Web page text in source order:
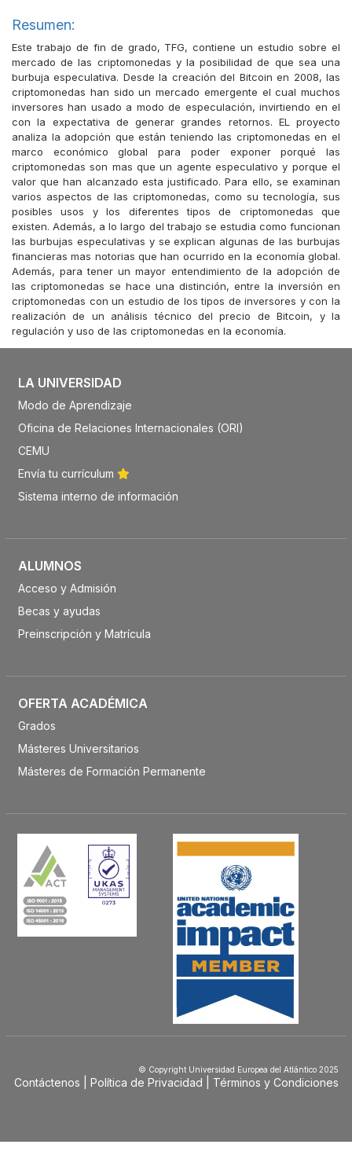
Resumen:
Este trabajo de fin de grado, TFG, contiene un estudio sobre el
mercado de las criptomonedas y la posibilidad de que sea una
burbuja especulativa. Desde la creación del Bitcoin en 2008, las
criptomonedas han sido un mercado emergente el cual muchos
inversores han usado a modo de especulación, invirtiendo en el
con la expectativa de generar grandes retornos. EL proyecto
analiza la adopción que están teniendo las criptomonedas en el
marco económico global para poder exponer porqué las
criptomonedas son mas que un agente especulativo y porque el
valor que han alcanzado esta justificado. Para ello, se examinan
varios aspectos de las criptomonedas, como su tecnología, sus
posibles usos y los diferentes tipos de criptomonedas que
existen. Además, a lo largo del trabajo se estudia como funcionan
las burbujas especulativas y se explican algunas de las burbujas
financieras mas notorias que han ocurrido en la economía global.
Además, para tener un mayor entendimiento de la adopción de
las criptomonedas se hace una distinción, entre la inversión en
criptomonedas con un estudio de los tipos de inversores y con la
realización de un análisis técnico del precio de Bitcoin, y la
regulación y uso de las criptomonedas en la economía.
LA UNIVERSIDAD
Modo de Aprendizaje
Oficina de Relaciones Internacionales (ORI)
CEMU
Envía tu currículum
Sistema interno de información
ALUMNOS
Acceso y Admisión
Becas y ayudas
Preinscripción y Matrícula
OFERTA ACADÉMICA
Grados
Másteres Universitarios
Másteres de Formación Permanente
© Copyright Universidad Europea del Atlántico 2025
Contáctenos Política de Privacidad Términos y Condiciones